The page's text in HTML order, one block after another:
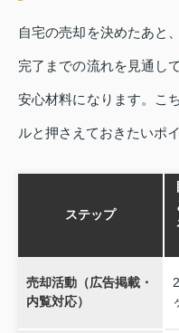
自宅の売却を決めたあと
完了までの流れを見通し
安心材料になります。こ
ルと押さえておきたいポ
ステップ
売却活動（広告掲載・
内覧対応）